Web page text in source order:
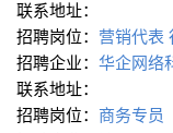
联系地址：
招聘岗位： 营销代表
招聘企业： 华企网络
联系地址：
招聘岗位： 商务专员